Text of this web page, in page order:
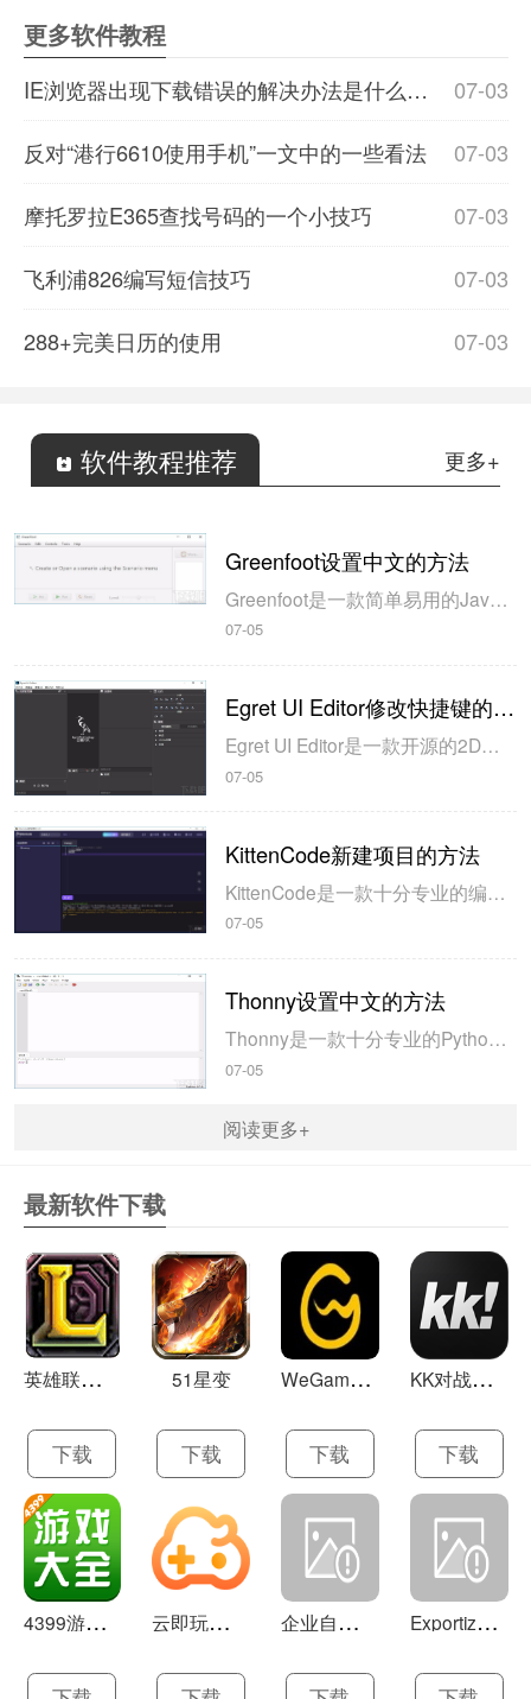
更多软件教程
07-03
IE浏览器出现下载错误的解决办法是什么？解决的方法分享
07-03
反对“港行6610使用手机”一文中的一些看法
07-03
摩托罗拉E365查找号码的一个小技巧
07-03
飞利浦826编写短信技巧
07-03
288+完美日历的使用
软件教程推荐 更多+
Greenfoot设置中文的方法
Greenfoot是一款简单易用的Java开发环境，该软件界面清爽简约，既可以作为一个开发框使用，也能够作为集成开发环境使用，操作起来十分简单。这款软件支持多种语言，但是默认的语言是英文，因此将该软件下载到电脑上的时候，会发现软件的界面语言是英文版本的，这对于英语基础较差的朋友来说，使用这款软件就会...
07-05
Egret UI Editor修改快捷键的方法
Egret UI Editor是一款开源的2D游戏开发代码编辑软件，其主要功能是针对Egret项目中的Exml皮肤文件进行可视化编辑，功能十分强大。我们在使用这款软件的过程中，可以将一些常用操作设置快捷键，这样就可以简化编程，从而提高代码编辑的工作效率。但是这款软件在日常生活中使用得不多，并且专业性...
07-05
KittenCode新建项目的方法
KittenCode是一款十分专业的编程软件，该软件给用户提供了可视化的操作界面，支持Python语言的编程开发以及第三方库管理，并且提供了很多实用的工具，功能十分强大。我们在使用这款软件进行编程开发的过程中，最基本、最常做的操作就是新建项目，因此我们很有必要掌握新建项目的方法。但是这款软件的专业性...
07-05
Thonny设置中文的方法
Thonny是一款十分专业的Python编辑软件，该软件界面清爽简单，给用户提供了丰富的编程工具，具备代码补全、语法错误显示等功能，非常的适合新手使用。该软件还支持多种语言，所以在下载这款软件的时候，有时候下载到电脑中的软件是英文版本的，这对于英语基础较差的小伙伴来说，使用这款软件就会变得十分困难，...
07-05
阅读更多+
最新软件下载
英
雄联盟LOL 13.21
下载
51星变
下载
W
eGame(腾讯游戏平台TGP) 5.10.19.1000
下载
K
K对战平台 1.0.1
下载
4
399游戏盒 官方下载 7.9.1 云
即玩游戏盒 1.0.5.4 企
业自助建站系统 9.0 E
xportizer 9.0.8